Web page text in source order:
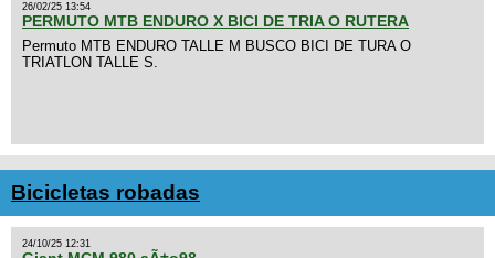
26/02/25 13:54
PERMUTO MTB ENDURO X BICI DE TRIA O RUTERA
Permuto MTB ENDURO TALLE M BUSCO BICI DE TURA O
TRIATLON TALLE S.
Bicicletas robadas
24/10/25 12:31